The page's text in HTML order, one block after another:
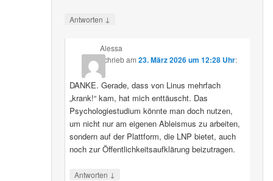
Antworten ↓
Alessa
schriebam 23. März 2026 um 12:28 Uhr:
DANKE. Gerade, dass von Linus mehrfach
„krank!“ kam, hat mich enttäuscht. Das
Psychologiestudium könnte man doch nutzen,
um nicht nur am eigenen Ableismus zu arbeiten,
sondern auf der Plattform, die LNP bietet, auch
noch zur Öffentlichkeitsaufklärung beizutragen.
Antworten ↓